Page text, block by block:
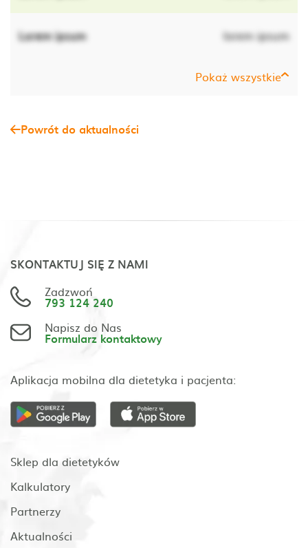
Lorem ipsum lorem ipsum
Pokaż wszystkie
Powrót do aktualności
SKONTAKTUJ SIĘ Z NAMI
Zadzwoń
793 124 240
Napisz do Nas
Formularz kontaktowy
Aplikacja mobilna dla dietetyka i pacjenta:
Sklep dla dietetyków
Kalkulatory
Partnerzy
Aktualności